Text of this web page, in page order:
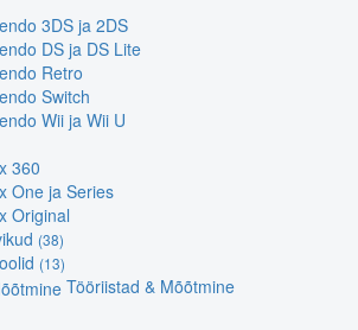
3DS ja 2DS
DS ja DS Lite
Retro
Switch
Wii ja Wii U
360
One ja Series
Original
(38)
(13)
Tööriistad & Mõõtmine